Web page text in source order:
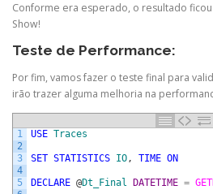
Conforme era esperado, o resultado
Show!
Teste de Performance:
Por fim, vamos fazer o teste final para
irão trazer alguma melhoria na
1
2
3
4
5
USE Traces
SET STATISTICS IO , TIME ON
DECLARE @Dt_Final DATETIME =